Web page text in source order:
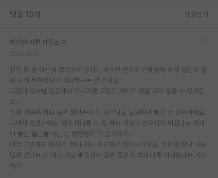
댓글 13개 댓글쓰기
허기진 카를 가우스
당장 할 줄 아는게 없으셔서 동기나 비슷한 연차의 선배들에 비해 본인이 엄
청 나게 뒤쳐졌다고 생각하시는 것 같아요.
그런데 교수님 입장에서 보시기엔 그정도 차이가 정말 크지 않을 수 있거든
요.
실험 경험은 하다 보면 쌓이는거고, 테크닉도 노력하면 배울 수 있는거에요.
그래서 초창기에는 실무 하나를 더 잘 하는 것보다 연구자가 되겠다는 자세
나 좋은 질문을 하는 등 방향성이 더 중요해요.
너무 고민하지 마시고, 하나 하나 차근차근 밟아나가세요. 주변에 잘난 사람
밖에 없다는 건 내가 지금 배울것이 많은 좋은 환경에 나를 데려왔다는 거니
까요!